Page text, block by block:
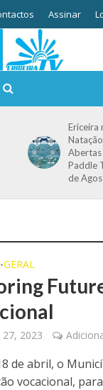
Assinar
Ericeira
Abertas
Paddle
de
•GERAL
2023
de abril, o
vocacional,